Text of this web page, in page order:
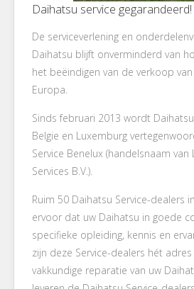
Daihatsu service gegarandeerd!
De serviceverlening en
Daihatsu blijft onverminderd van
het beëindigen van de verkoop van
Europa.
Sinds februari 2013 wordt
Belgie en Luxemburg
Service Benelux (handelsnaam
Services B.V.).
Ruim 50 Daihatsu Service-dealers
ervoor dat uw Daihatsu in goede
specifieke opleiding, kennis en
zijn deze Service-dealers hét
vakkundige reparatie van uw